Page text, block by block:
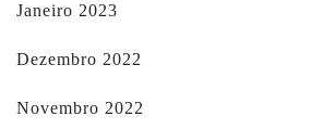
Janeiro 2023
Dezembro 2022
Novembro 2022